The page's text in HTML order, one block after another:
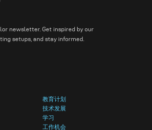
newsletter. Get inspired by our
setups, and stay informed.
教育计划
技术发展
学习
工作机会